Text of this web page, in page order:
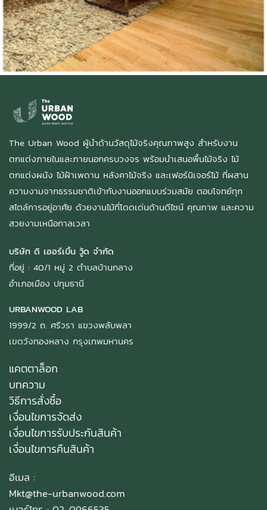
The Urban Wood ผู้นำด้านวัสดุไม้จริงคุณภาพสูง สำหรับงาน
ตกแต่งภายในและภายนอกครบวงจร พร้อมนำเสนอพื้นไม้จริง ไม้
ตกแต่งผนัง ไม้ฝ้าเพดาน หลังคาไม้จริง และเฟอร์นิเจอร์ไม้ ที่ผสาน
ความงามจากธรรมชาติเข้ากับงานออกแบบร่วมสมัย ตอบโจทย์ทุก
สไตล์การอยู่อาศัย ด้วยงานไม้ที่โดดเด่นด้านดีไซน์ คุณภาพ และความ
สวยงามเหนือกาลเวลา
บริษัท ดิ เออร์เบิ้น วู้ด จำกัด
ที่อยู่ : 40/1 หมู่ 2 ตำบลบ้านกลาง
อำเภอเมือง ปทุมธานี
URBANWOOD LAB
1999/2 ถ. ศรีวรา แขวงพลับพลา
เขตวังทองหลาง กรุงเทพมหานคร
แคตตาล็อก
บทความ
วิธีการสั่งซื้อ
เงื่อนไขการจัดส่ง
เงื่อนไขการรับประกันสินค้า
เงื่อนไขการคืนสินค้า
อีเมล :
Mkt@the-urbanwood.com